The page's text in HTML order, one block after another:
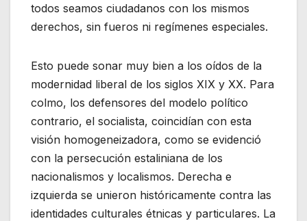
todos seamos ciudadanos con los mismos
derechos, sin fueros ni regímenes especiales.
Esto puede sonar muy bien a los oídos de la
modernidad liberal de los siglos XIX y XX. Para
colmo, los defensores del modelo político
contrario, el socialista, coincidían con esta
visión homogeneizadora, como se evidenció
con la persecución estaliniana de los
nacionalismos y localismos. Derecha e
izquierda se unieron históricamente contra las
identidades culturales étnicas y particulares. La